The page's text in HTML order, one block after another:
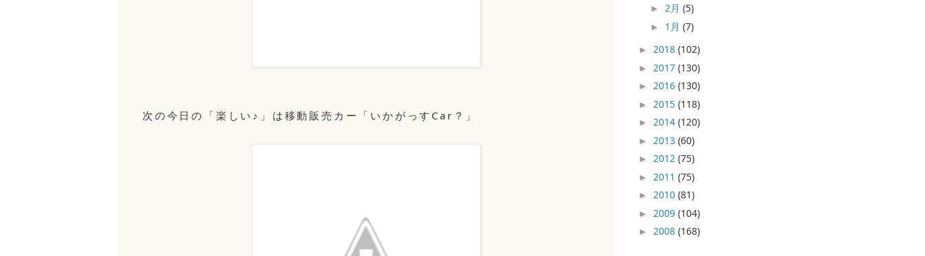
次の今日の「楽しい♪」は移動販売カー「いかがっすCar？」
► 2月 (5)
► 1月 (7)
► 2018 (102)
► 2017 (130)
► 2016 (130)
► 2015 (118)
► 2014 (120)
► 2013 (60)
► 2012 (75)
► 2011 (75)
► 2010 (81)
► 2009 (104)
► 2008 (168)